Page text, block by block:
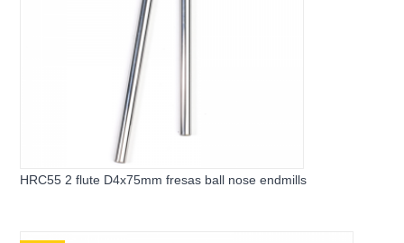
HRC55 2 flute D4x75mm fresas ball nose endmills